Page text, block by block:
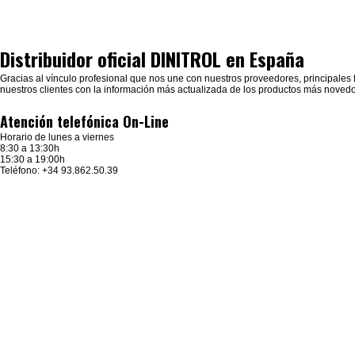
Distribuidor oficial DINITROL en España
Gracias al vínculo profesional que nos une con nuestros proveedores,
nuestros clientes con la información más actualizada de los productos más
Atención telefónica On-Line
Horario de lunes a viernes
8:30 a 13:30h
15:30 a 19:00h
Teléfono: +34 93.862.50.39